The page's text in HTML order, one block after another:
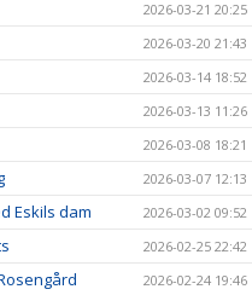
2026-03-21 20:25
2026-03-20 21:43
2026-03-14 18:52
2026-03-13 11:26
2026-03-08 18:21
2026-03-07 12:13
Eskils dam 2026-03-02 09:52
2026-02-25 22:42
2026-02-24 19:46